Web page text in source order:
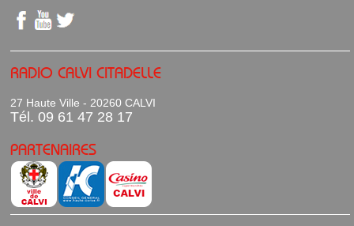
RADIO CALVI CITADELLE
27 Haute Ville - 20260 CALVI
Tél. 09 61 47 28 17
PARTENAIRES